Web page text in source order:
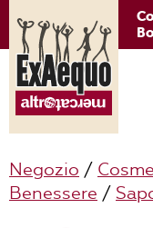
Negozio /
Benessere /